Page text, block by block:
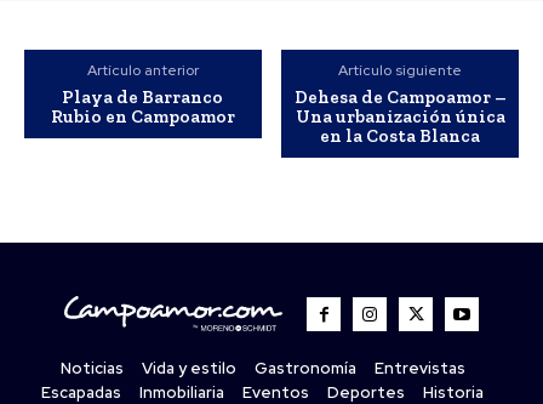
Artículo anterior
Playa de Barranco
Rubio en Campoamor
Artículo siguiente
Dehesa de Campoamor –
Una urbanización única
en la Costa Blanca
Noticias Vida y estilo Gastronomía
Entrevistas
Escapadas
Inmobiliaria Eventos Deportes
Historia